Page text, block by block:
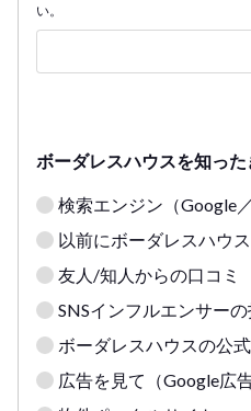
い。
ボーダレスハウスを知っ
検索エンジン（Google／
以前にボーダレスハウ
友人/知人からの口コミ
SNSインフルエンサー
ボーダレスハウスの公式
広告を見て（Google広